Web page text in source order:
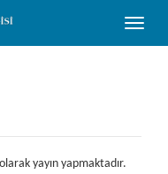
Toggle
yayın yapmaktadır.